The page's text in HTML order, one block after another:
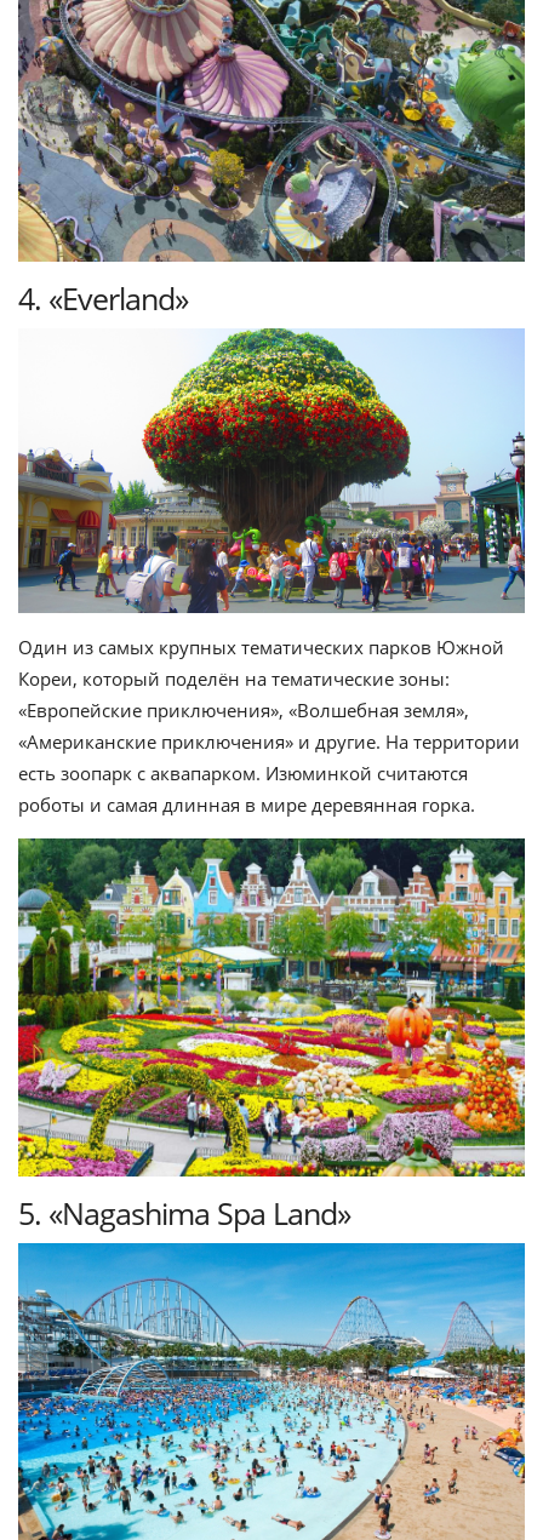
4. «Everland»
Один из самых крупных тематических парков Южной
Кореи, который поделён на тематические зоны:
«Европейские приключения», «Волшебная земля»,
«Американские приключения» и другие. На территории
есть зоопарк с аквапарком. Изюминкой считаются
роботы и самая длинная в мире деревянная горка.
5. «Nagashima Spa Land»